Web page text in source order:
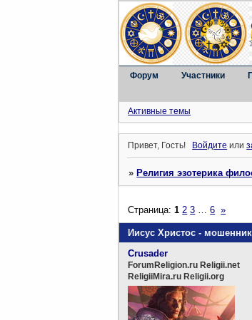
Форум Участники
Активные темы
Привет, Гость! Войдите или
»Религия эзотерика
Иисус Христос - мошенник
Страница:1 2 3 6 »
Crusader
ForumReligion.ru Religii.net
ReligiiMira.ru Religii.org